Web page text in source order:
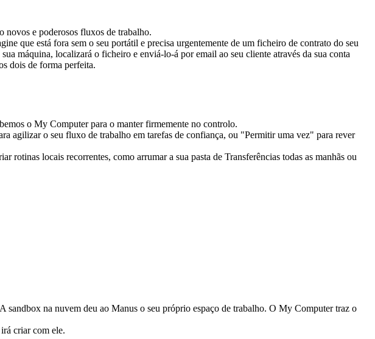
novos e poderosos fluxos de trabalho.
que está fora sem o seu portátil e precisa urgentemente de um ficheiro de contrato do seu
máquina, localizará o ficheiro e enviá-lo-á por email ao seu cliente através da sua conta
dois de forma perfeita.
o My Computer para o manter firmemente no controlo.
agilizar o seu fluxo de trabalho em tarefas de confiança, ou "Permitir uma vez" para rever
rotinas locais recorrentes, como arrumar a sua pasta de Transferências todas as manhãs ou
sandbox na nuvem deu ao Manus o seu próprio espaço de trabalho. O My Computer traz o
criar com ele.